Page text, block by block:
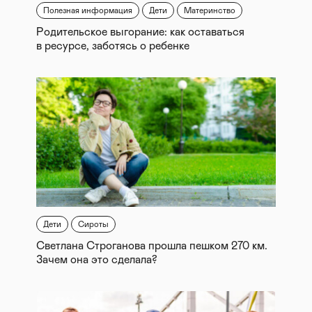
Полезная информация Дети Материнство
Родительское выгорание: как оставаться
в ресурсе, заботясь о ребенке
Дети Сироты
Светлана Строганова прошла пешком 270 км.
Зачем она это сделала?